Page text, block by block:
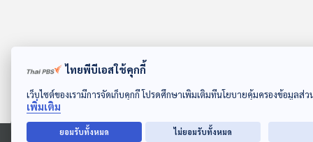
ดาวน์โหลด Thai PBS Podcast Application
ไทยพีบีเอสใช้คุกกี้
เว็บไซต์ของเรามีการจัดเก็บคุกกี้ โปรดศึกษาเพิ่มเติมที่นโยบายคุ้มครองข้อมูลส่
เพิ่มเติม
ยอมรับทั้งหมด ไม่ยอมรับทั้งหมด